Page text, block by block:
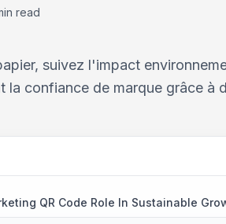
read
suivez l'impact
la confiance de marque grâce à
QR Code Role In Sustainable